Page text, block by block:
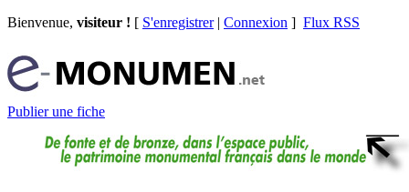
Bienvenue, visiteur ! [ S'enregistrer| Connexion ] Flux RSS
Publier une fiche